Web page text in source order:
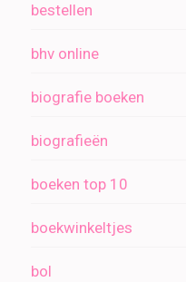
bestellen
bhv online
biografie boeken
biografieën
boeken top 10
boekwinkeltjes
bol